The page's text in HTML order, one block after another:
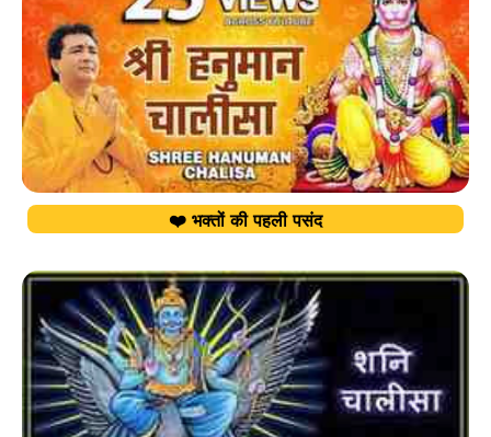
❤️ भक्तों की पहली पसंद